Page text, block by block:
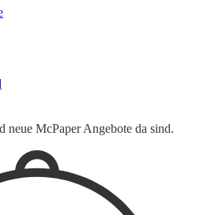
neue McPaper Angebote da sind.